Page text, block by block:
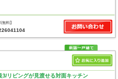
無料】
リビングが見渡せる対面キッチン